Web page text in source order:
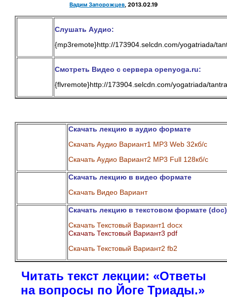
Вадим Запорожцев, 2013.02.19
Слушать Аудио:
{mp3remote}http://173904.selcdn.com/yogatriada/
Смотреть Видео с сервера openyoga.ru:
{flvremote}http://173904.selcdn.com/yogatriada/
Скачать лекцию в аудио формате
Скачать Аудио Вариант1 MP3 Web 32кб/с
Скачать Аудио Вариант2 MP3 Full 128кб/с
Скачать лекцию в видео формате
Скачать Видео Вариант
Скачать лекцию в текстовом формате (doc)
Скачать Текстовый Вариант1 docx
Скачать Текстовый Вариант3 pdf
Скачать Текстовый Вариант2 fb2
Читать текст лекции: «Ответы
на вопросы по Йоге Триады.»